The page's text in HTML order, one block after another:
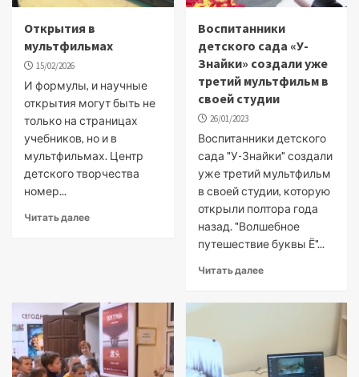
Открытия в
мультфильмах
15/02/2026
И формулы, и научные
открытия могут быть не
только на страницах
учебников, но и в
мультфильмах. Центр
детского творчества
номер...
Читать далее
Воспитанники
детского сада «У-
Знайки» создали уже
третий мультфильм в
своей студии
26/01/2023
Воспитанники детского
сада "У-Знайки" создали
уже третий мультфильм
в своей студии, которую
открыли полтора года
назад. "Волшебное
путешествие буквы Ё"...
Читать далее